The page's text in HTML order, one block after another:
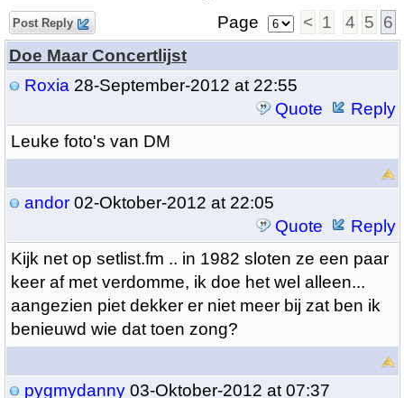
Post Reply Page < 1 4 5 6
Doe Maar Concertlijst
Roxia 28-September-2012 at 22:55
Quote
Reply
Leuke foto's van DM
andor02-Oktober-2012 at 22:05
Quote
Reply
Kijk net op setlist.fm .. in 1982 sloten ze een paar
keer af met verdomme, ik doe het wel alleen...
aangezien piet dekker er niet meer bij zat ben ik
benieuwd wie dat toen zong?
pygmydanny03-Oktober-2012 at 07:37